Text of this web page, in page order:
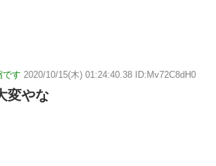
です 2020/10/15(木) 01:24:40.38 ID:Mv72C8dH0
変やな